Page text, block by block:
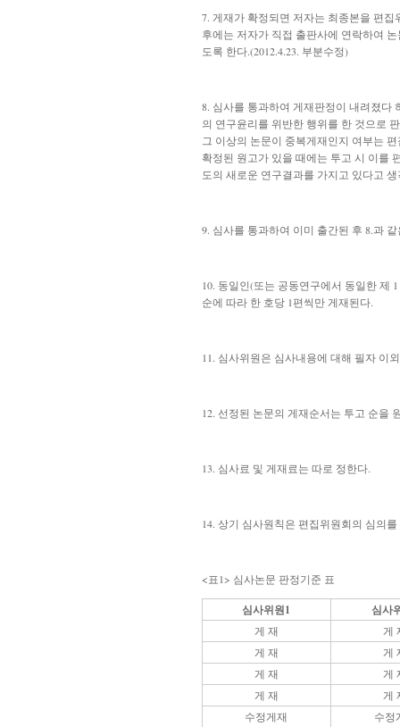
7. 게재가 확정되면 저자는 최종본을 편집
후에는 저자가 직접 출판사에 연락하여
도록 한다.(2012.4.23. 부분수정)
8. 심사를 통과하여 게재판정이 내려졌다
의 연구윤리를 위반한 행위를 한 것으로
그 이상의 논문이 중복게재인지 여부는
확정된 원고가 있을 때에는 투고 시 이를
도의 새로운 연구결과를 가지고 있다고
9. 심사를 통과하여 이미 출간된 후 8.과
10. 동일인(또는 공동연구에서 동일한 제
순에 따라 한 호당 1편씩만 게재된다.
11. 심사위원은 심사내용에 대해 필자 이
12. 선정된 논문의 게재순서는 투고 순을
13. 심사료 및 게재료는 따로 정한다.
14. 상기 심사원칙은 편집위원회의 심의
<표1> 심사논문 판정기준 표
심사위원1 심사
게 재
게
게 재
게
게 재
게
게 재
게
수정게재
수정